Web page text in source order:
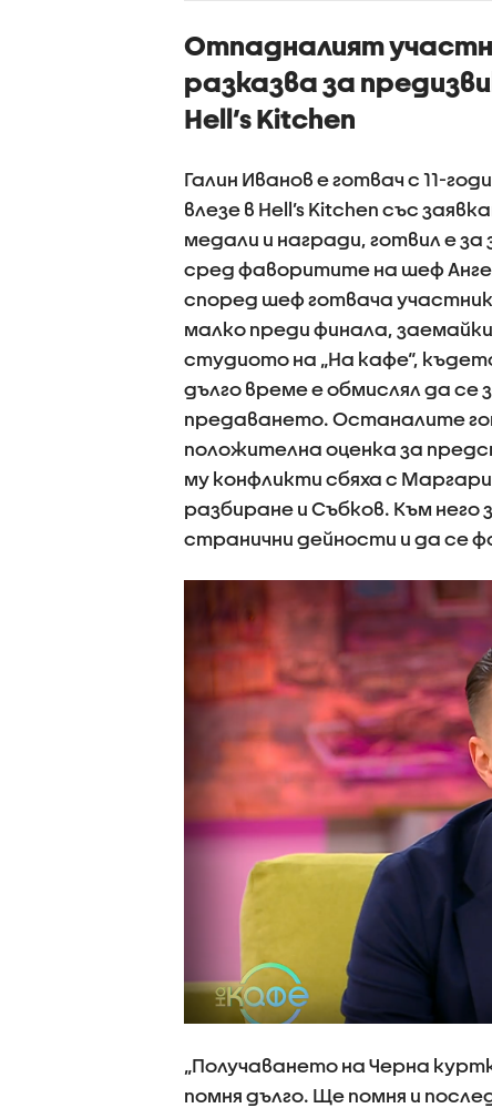
Отпадналият
разказва за
Hell’s Kitchen
Галин Иванов е готвач с 11-
влезе в Hell’s Kitchen със
медали и награди, готвил е за
сред фаворитите на шеф
според шеф готвача
малко преди финала,
студиото на „На кафе“,
дълго време е обмислял да се
предаването. Останалите
положителна оценка за
му конфликти сбяха с
разбиране и Събков. Към
странични дейности и да се
„Получаването на Черна
помня дълго. Ще помня и